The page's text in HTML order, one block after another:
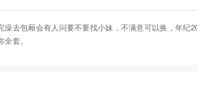
澡去包厢会有人问要不要找小妹，不满意可以换，年纪
套。